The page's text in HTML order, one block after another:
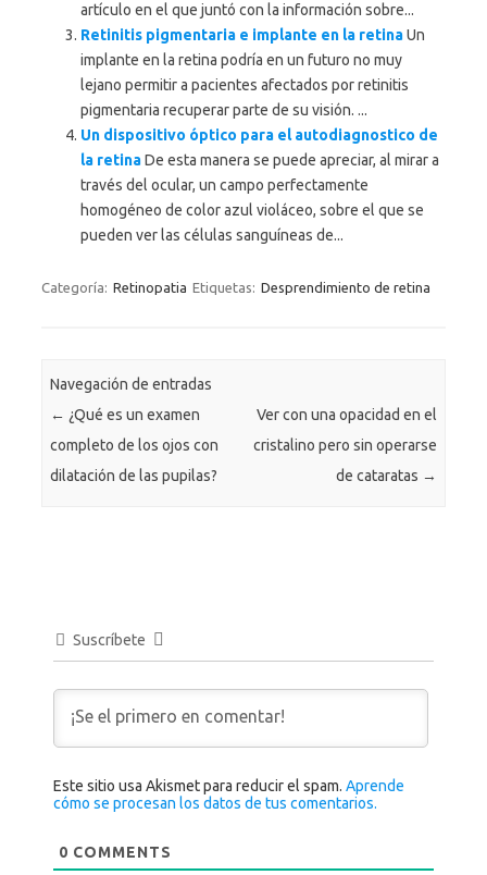
artículo en el que juntó con la información sobre...
Retinitis pigmentaria e implante en la retinaUn
implante en la retina podría en un futuro no muy
lejano permitir a pacientes afectados por retinitis
pigmentaria recuperar parte de su visión. ...
Un dispositivo óptico para el autodiagnostico de
la retinaDe esta manera se puede apreciar, al mirar a
través del ocular, un campo perfectamente
homogéneo de color azul violáceo, sobre el que se
pueden ver las células sanguíneas de...
Categoría: Retinopatia Etiquetas: Desprendimiento de retina
Navegación de entradas
← ¿Qué es un examen
completo de los ojos con
dilatación de las pupilas?
Ver con una opacidad en el
cristalino pero sin operarse
de cataratas →
Suscríbete
Este sitio usa Akismet para reducir el spam.Aprende
cómo se procesan los datos de tus comentarios.
0 COMMENTS